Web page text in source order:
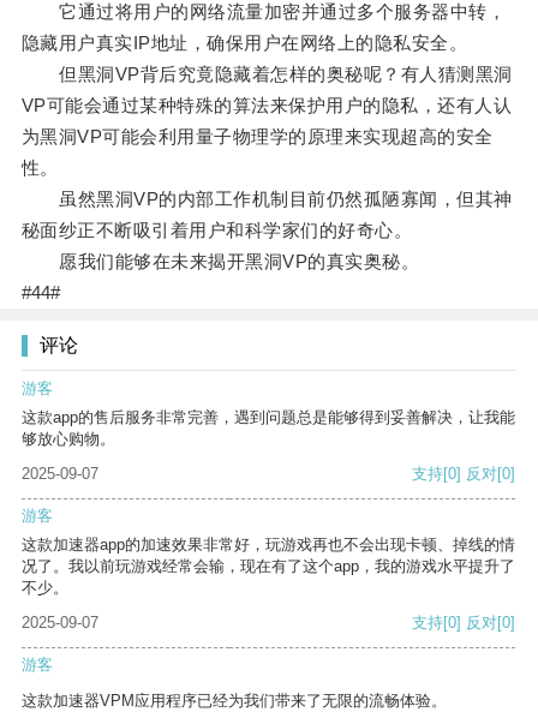
它通过将用户的网络流量加密并通过多个服务器中转，
隐藏用户真实IP地址，确保用户在网络上的隐私安全。
但黑洞VP背后究竟隐藏着怎样的奥秘呢？有人猜测黑洞
VP可能会通过某种特殊的算法来保护用户的隐私，还有人认
为黑洞VP可能会利用量子物理学的原理来实现超高的安全
性。
虽然黑洞VP的内部工作机制目前仍然孤陋寡闻，但其神
秘面纱正不断吸引着用户和科学家们的好奇心。
愿我们能够在未来揭开黑洞VP的真实奥秘。
#44#
评论
游客
这款app的售后服务非常完善，遇到问题总是能够得到妥善解决，让我能
够放心购物。
2025-09-07
支持[0] 反对[0]
游客
这款加速器app的加速效果非常好，玩游戏再也不会出现卡顿、掉线的情
况了。我以前玩游戏经常会输，现在有了这个app，我的游戏水平提升了
不少。
2025-09-07
支持[0] 反对[0]
游客
这款加速器VPM应用程序已经为我们带来了无限的流畅体验。